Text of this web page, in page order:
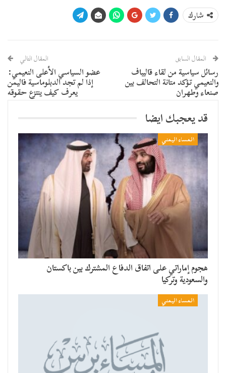
شارك
المقال السابق
رسائل سياسية من لقاء قاليباف
والنعيمي تؤكد متانة التحالف بين
صنعاء وطهران
المقال التالي
عضو السياسي الأعلى النعيمي:
إذا لم تجد الدبلوماسية فاليمن
يعرف كيف ينتزع حقوقه
قد يعجبك ايضا
المساء اليمني
هجوم إماراتي على اتفاق الدفاع المشترك بين باكستان
والسعودية وتركيا
المساء اليمني